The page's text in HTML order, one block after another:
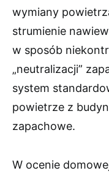
wymiany
strumienie
w sposób
„neutralizacji”
system
powietrze z
zapachowe.
W ocenie